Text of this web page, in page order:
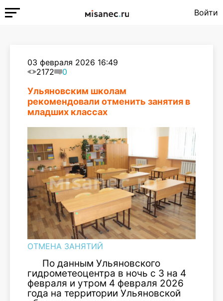
Войти
03 февраля 2026 16:49
2172
0
Ульяновским школам
рекомендовали отменить занятия в
младших классах
ОТМЕНА ЗАНЯТИЙ
По данным Ульяновского
гидрометеоцентра в ночь с 3 на 4
февраля и утром 4 февраля 2026
года на территории Ульяновской